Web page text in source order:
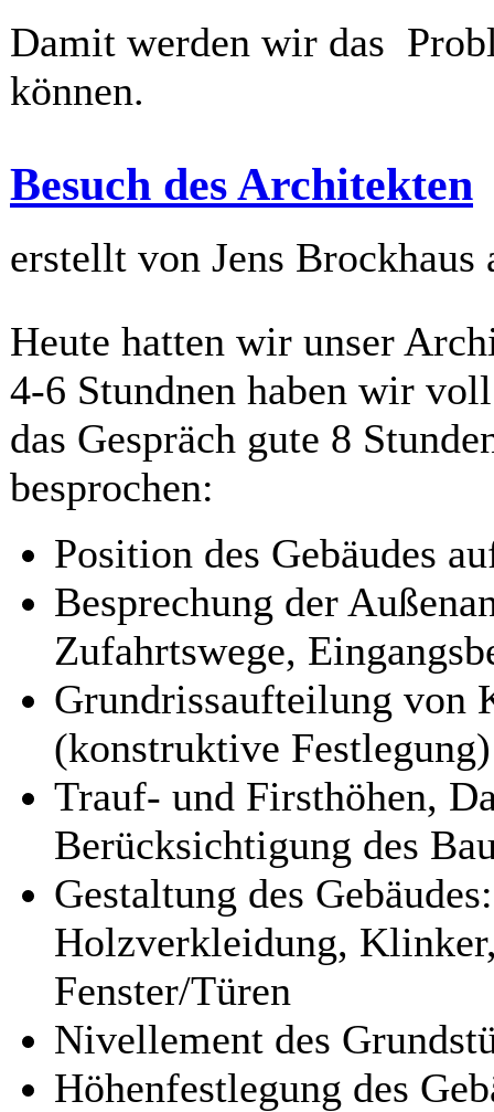
Damit werden wir das
können.
Besuch des Architekten
erstellt von Jens Brockhaus
Heute hatten wir unser
4-6 Stundnen haben wir
das Gespräch gute 8
besprochen:
Position des Gebäudes
Besprechung der
Zufahrtswege,
Grundrissaufteilung von
(konstruktive Festlegung)
Trauf- und Firsthöhen,
Berücksichtigung des
Gestaltung des
Holzverkleidung,
Fenster/Türen
Nivellement des
Höhenfestlegung des